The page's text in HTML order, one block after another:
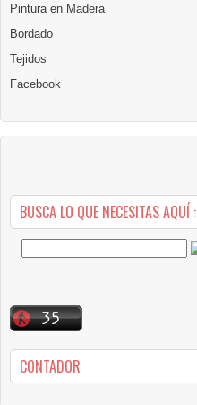
Pintura en Madera
Bordado
Tejidos
Facebook
BUSCA LO QUE NECESITAS AQUÍ :
CONTADOR